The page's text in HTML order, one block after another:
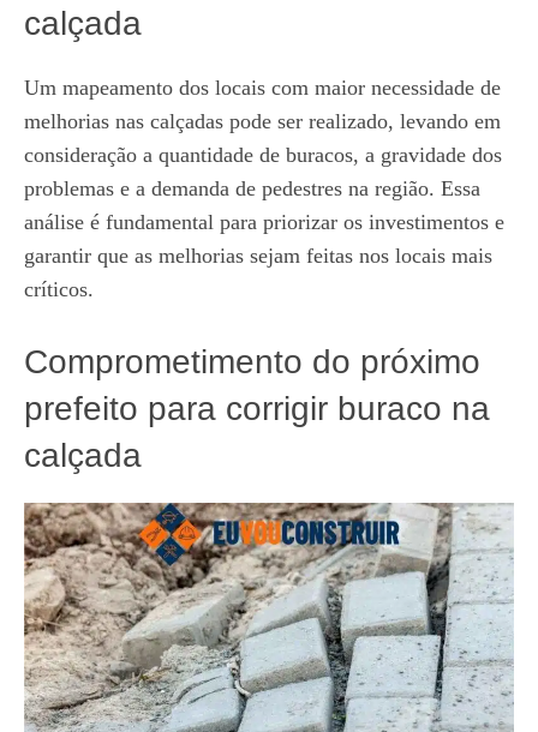
calçada
Um mapeamento dos locais com maior necessidade de
melhorias nas calçadas pode ser realizado, levando em
consideração a quantidade de buracos, a gravidade dos
problemas e a demanda de pedestres na região. Essa
análise é fundamental para priorizar os investimentos e
garantir que as melhorias sejam feitas nos locais mais
críticos.
Comprometimento do próximo
prefeito para corrigir buraco na
calçada